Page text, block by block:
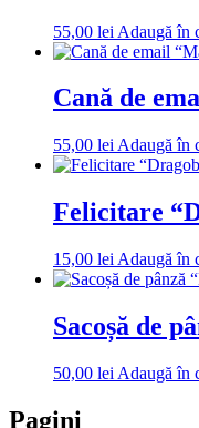
55,00 lei Adaugă în
Cană de
55,00 lei Adaugă în
Felicitare
15,00 lei Adaugă în
Sacoșă de
50,00 lei Adaugă în
Pagini